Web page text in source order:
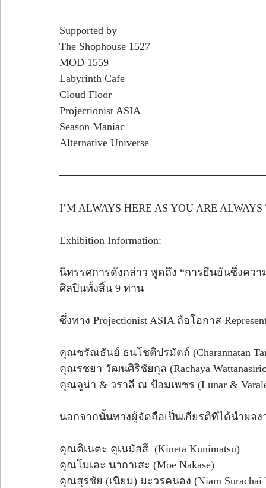
Supported by
The Shophouse 1527
MOD 1559
Labyrinth Cafe
Cloud Floor
Projectionist ASIA
Season Maniac
Alternative Universe
I’M ALWAYS HERE AS YOU ARE
Exhibition Information:
นิทรรศการดังกล่าว พูดถึง “การยืนยันซึ่งคว
ศิลปินทั้งสิ้น 9 ท่าน
ซึ่งทาง Projectionist ASIA ถือโอกาส
คุณชรัณธันย์ ธนโชติปรมัตถ์ (Charannatan
คุณรชยา วัฒนศิริชัยกุล (Rachaya
คุณลูน่า & วราลี ณ ป้อมเพชร (Lunar &
นอกจากนั้นทางผู้จัดถือเป็นเกียรติที่ได้นำผล
คุณคิเนตะ คูเนมัสสึ  (Kineta Kunimatsu)
คุณโมเอะ นากาเสะ (Moe Nakase)
คุณสุรชัย (เนียม) มะวรคนอง (Niam Surachai